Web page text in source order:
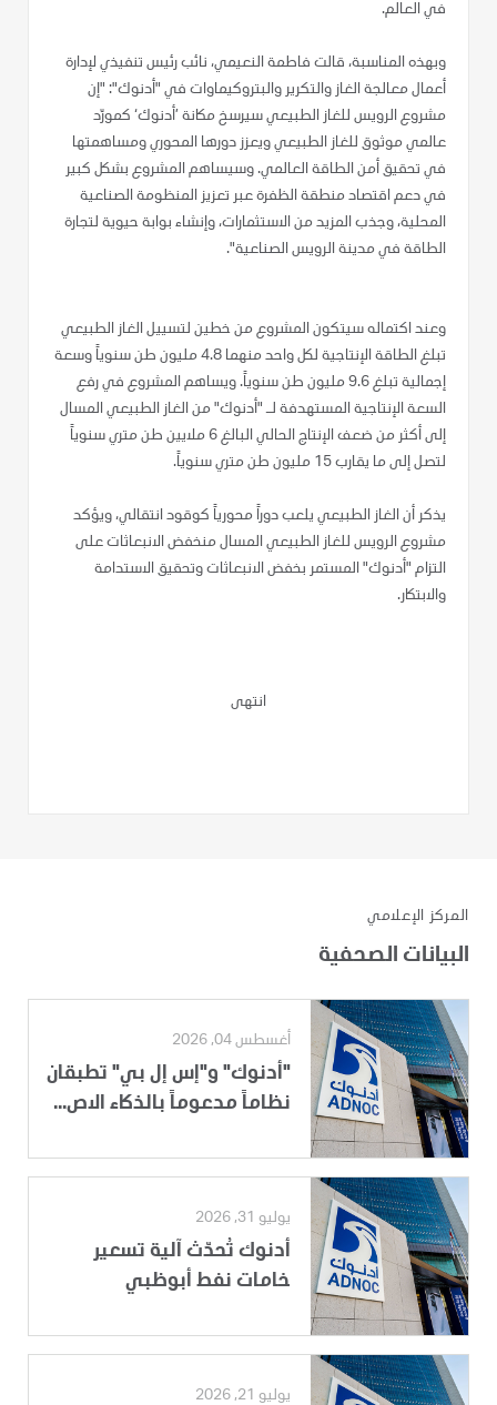
في العالم.
وبهذه المناسبة، قالت فاطمة النعيمي، نائب رئيس تنفيذي لإدارة
أعمال معالجة الغاز والتكرير والبتروكيماوات في "أدنوك": "إن
مشروع الرويس للغاز الطبيعي سيرسخ مكانة ’أدنوك‘ كمورّد
عالمي موثوق للغاز الطبيعي ويعزز دورها المحوري ومساهمتها
في تحقيق أمن الطاقة العالمي. وسيساهم المشروع بشكل كبير
في دعم اقتصاد منطقة الظفرة عبر تعزيز المنظومة الصناعية
المحلية، وجذب المزيد من الاستثمارات، وإنشاء بوابة حيوية لتجارة
الطاقة في مدينة الرويس الصناعية".
وعند اكتماله سيتكون المشروع من خطين لتسييل الغاز الطبيعي
تبلغ الطاقة الإنتاجية لكل واحد منهما 4.8 مليون طن سنوياً وسعة
إجمالية تبلغ 9.6 مليون طن سنوياً. ويساهم المشروع في رفع
السعة الإنتاجية المستهدفة لـ "أدنوك" من الغاز الطبيعي المسال
إلى أكثر من ضعف الإنتاج الحالي البالغ 6 ملايين طن متري سنوياً
لتصل إلى ما يقارب 15 مليون طن متري سنوياً.
يذكر أن الغاز الطبيعي يلعب دوراً محورياً كوقود انتقالي، ويؤكد
مشروع الرويس للغاز الطبيعي المسال منخفض الانبعاثات على
التزام "أدنوك" المستمر بخفض الانبعاثات وتحقيق الاستدامة
والابتكار.
انتهى
المركز الإعلامي
البيانات الصحفية
أغسطس 04, 2026
"أدنوك" و"إس إل بي" تطبقان
نظاماً مدعوماً بالذكاء الاص...
يوليو 31, 2026
أدنوك تُحدّث آلية تسعير
خامات نفط أبوظبي
يوليو 21, 2026